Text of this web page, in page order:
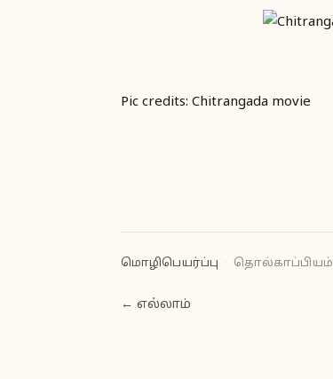
Pic credits: Chitrangada movie
மொழிபெயர்ப்பு தொல்காப்பியம்
← எல்லாம்